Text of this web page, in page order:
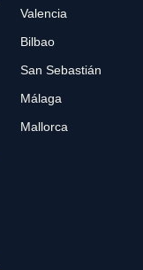
Valencia
Bilbao
San Sebastián
Málaga
Mallorca